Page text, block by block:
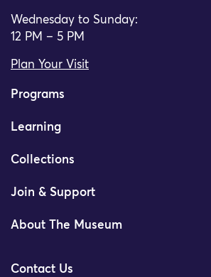
Wednesday to Sunday:
12 PM – 5 PM
Plan Your Visit
Programs
Learning
Collections
Join & Support
About The Museum
Contact Us